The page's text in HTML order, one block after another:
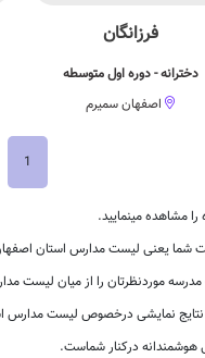
فرزانگان
دخترانه - دوره اول متوسطه
اصفهان سمیرم
1
مشاهده مینمایید.
یعنی لیست مدارس استان
موردنظرتان را از میان لیست
نمایشی درخصوص لیست مدارس
هوشمندانه درکنار شماست.